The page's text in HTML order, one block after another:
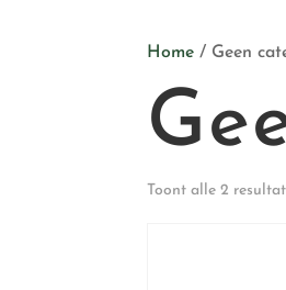
Home / Geen
Toont alle 2